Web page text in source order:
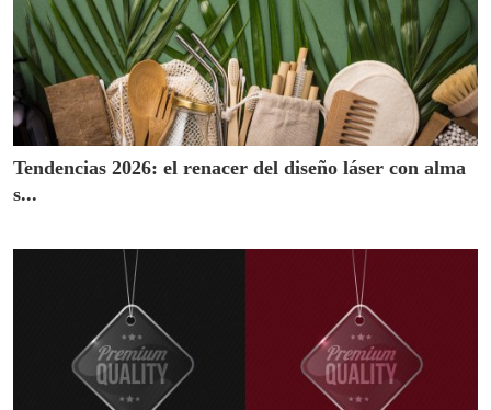
Tendencias 2026: el renacer del diseño láser con alma
s...